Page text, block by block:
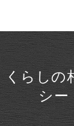
くらしの
シー